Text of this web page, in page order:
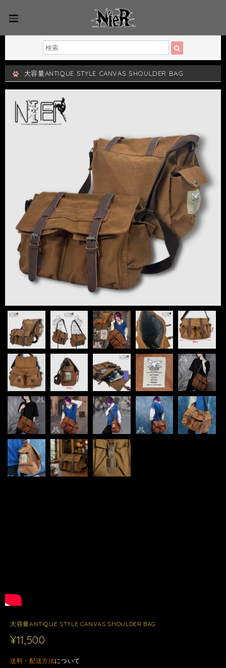
大容量ANTIQUE STYLE CANVAS SHOULDER BAG
大容量ANTIQUE STYLE CANVAS SHOULDER BAG
¥11,500
送料・配送方法について